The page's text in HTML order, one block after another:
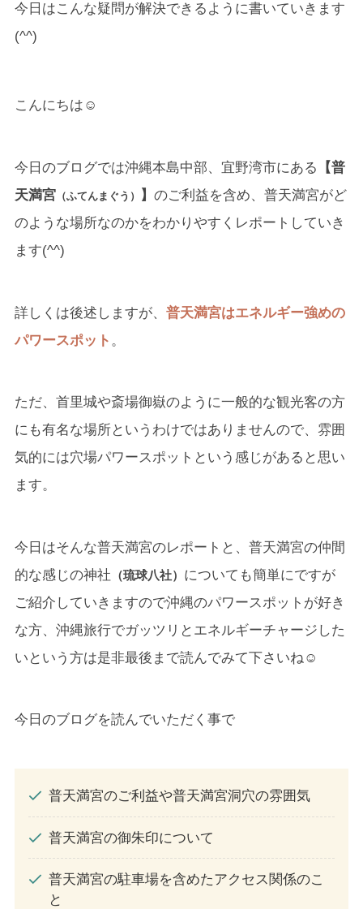
今日はこんな疑問が解決できるように書いていきます
(^^)
こんにちは☺
今日のブログでは沖縄本島中部、宜野湾市にある
【普
天満宮（ふてんまぐう） 】 のご利益を含め、普天満宮がど
のような場所なのかをわかりやすくレポートしていき
ます(^^)
詳しくは後述しますが、 普天満宮はエネルギー強めの
パワースポット 。
ただ、首里城や斎場御嶽のように一般的な観光客の方
にも有名な場所というわけではありませんので、雰囲
気的には穴場パワースポットという感じがあると思い
ます。
今日はそんな普天満宮のレポートと、普天満宮の仲間
的な感じの神社 （琉球八社） についても簡単にですが
ご紹介していきますので沖縄のパワースポットが好き
な方、沖縄旅行でガッツリとエネルギーチャージした
いという方は是非最後まで読んでみて下さいね☺
今日のブログを読んでいただく事で
普天満宮のご利益や普天満宮洞穴の雰囲気
普天満宮の御朱印について
普天満宮の駐車場を含めたアクセス関係のこ
と